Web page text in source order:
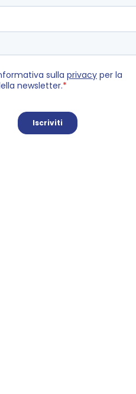
X LinkedIn
arrivano le
cosa
le
aperte
superiori:
dal 18
Z: la